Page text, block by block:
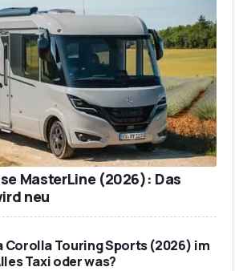
MasterLine (2026): Das
neu
Corolla Touring Sports (2026) im
Taxi oder was?